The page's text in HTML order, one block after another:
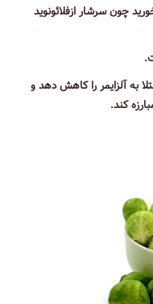
چون سرشار ازفلائونوید
به آلزایمر را کاهش دهد و
کند.